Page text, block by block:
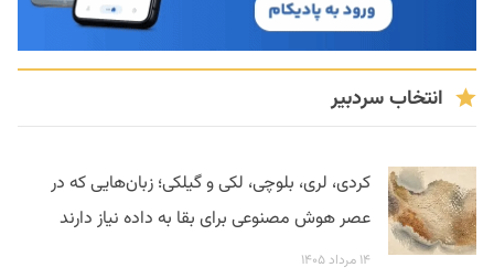
انتخاب سردبیر
کردی، لری، بلوچی، لکی و گیلکی؛ زبان‌هایی که در
عصر هوش مصنوعی برای بقا به داده نیاز دارند
۱۴ مرداد ۱۴۰۵